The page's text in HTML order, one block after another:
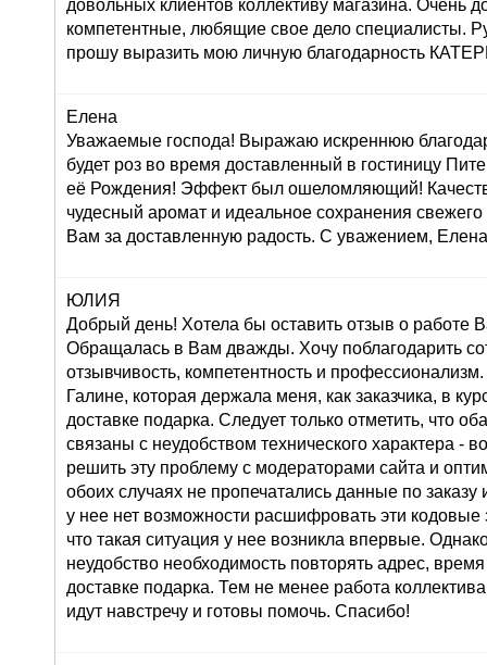
довольных клиентов коллективу магазина. Очень
компетентные, любящие свое дело специалисты.
прошу выразить мою личную благодарность
Елена
Уважаемые господа! Выражаю искреннюю
будет роз во время доставленный в гостиницу
её Рождения! Эффект был ошеломляющий!
чудесный аромат и идеальное сохранения
Вам за доставленную радость. С уважением,
ЮЛИЯ
Добрый день! Хотела бы оставить отзыв о работе
Обращалась в Вам дважды. Хочу поблагодарить
отзывчивость, компетентность и
Галине, которая держала меня, как заказчика, в
доставке подарка. Следует только отметить, что
связаны с неудобством технического характера -
решить эту проблему с модераторами сайта и
обоих случаях не пропечатались данные по заказу
у нее нет возможности расшифровать эти кодовые
что такая ситуация у нее возникла впервые.
неудобство необходимость повторять адрес,
доставке подарка. Тем не менее работа
идут навстречу и готовы помочь. Спасибо!